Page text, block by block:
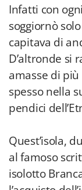
Infatti con
soggiornò
capitava di
D’altronde si
amasse di
spesso nella
pendici
Quest’isola,
al famoso
isolotto